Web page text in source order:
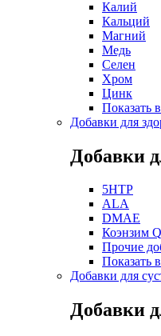
Калий
Кальций
Магний
Медь
Селен
Хром
Цинк
Показать
Добавки для
Добавки
5HTP
ALA
DMAE
Коэнзим
Прочие
Показать
Добавки для
Добавки